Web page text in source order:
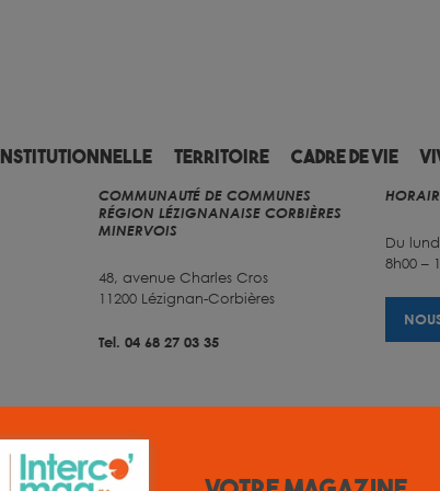
institutionnelle Territoire Cadre de vie
COMMUNAUTÉ DE COMMUNES
RÉGION LÉZIGNANAISE CORBIÈRES
MINERVOIS
48, avenue Charles Cros
11200 Lézignan-Corbières
Tel. 04 68 27 03 35
Du
8h00 –